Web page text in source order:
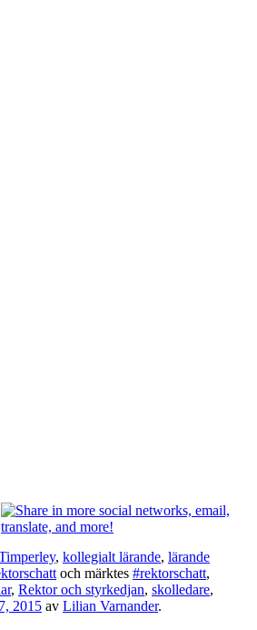
, kollegialt lärande, lärande
och märktes #rektorschatt,
, Rektor och styrkedjan, skolledare,
2015 av Lilian Varnander.